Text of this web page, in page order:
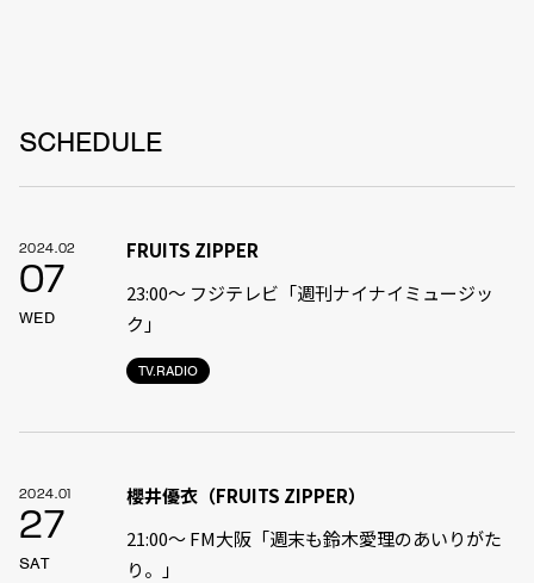
SCHEDULE
2024.02
07
WED
TV.RADIO
FRUITS ZIPPER
23:00〜 フジテレビ「週刊ナイナイミュージッ
ク」
2024.01
27
SAT
櫻井優衣（FRUITS ZIPPER）
21:00〜 FM大阪「週末も鈴木愛理のあいりがた
り。」